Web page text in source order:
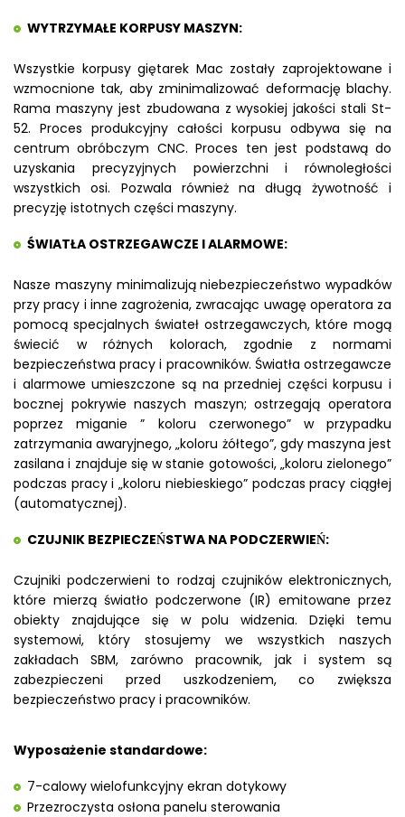
WYTRZYMAŁE KORPUSY MASZYN:
Wszystkie korpusy giętarek Mac zostały zaprojektowane i
wzmocnione tak, aby zminimalizować deformację blachy.
Rama maszyny jest zbudowana z wysokiej jakości stali St-
52. Proces produkcyjny całości korpusu odbywa się na
centrum obróbczym CNC. Proces ten jest podstawą do
uzyskania precyzyjnych powierzchni i równoległości
wszystkich osi. Pozwala również na długą żywotność i
precyzję istotnych części maszyny.
ŚWIATŁA OSTRZEGAWCZE I ALARMOWE:
Nasze maszyny minimalizują niebezpieczeństwo wypadków
przy pracy i inne zagrożenia, zwracając uwagę operatora za
pomocą specjalnych świateł ostrzegawczych, które mogą
świecić w różnych kolorach, zgodnie z normami
bezpieczeństwa pracy i pracowników. Światła ostrzegawcze
i alarmowe umieszczone są na przedniej części korpusu i
bocznej pokrywie naszych maszyn; ostrzegają operatora
poprzez miganie ” koloru czerwonego” w przypadku
zatrzymania awaryjnego, „koloru żółtego”, gdy maszyna jest
zasilana i znajduje się w stanie gotowości, „koloru zielonego”
podczas pracy i „koloru niebieskiego” podczas pracy ciągłej
(automatycznej).
CZUJNIK BEZPIECZEŃSTWA NA PODCZERWIEŃ:
Czujniki podczerwieni to rodzaj czujników elektronicznych,
które mierzą światło podczerwone (IR) emitowane przez
obiekty znajdujące się w polu widzenia. Dzięki temu
systemowi, który stosujemy we wszystkich naszych
zakładach SBM, zarówno pracownik, jak i system są
zabezpieczeni przed uszkodzeniem, co zwiększa
bezpieczeństwo pracy i pracowników.
Wyposażenie standardowe:
7-calowy wielofunkcyjny ekran dotykowy
Przezroczysta osłona panelu sterowania